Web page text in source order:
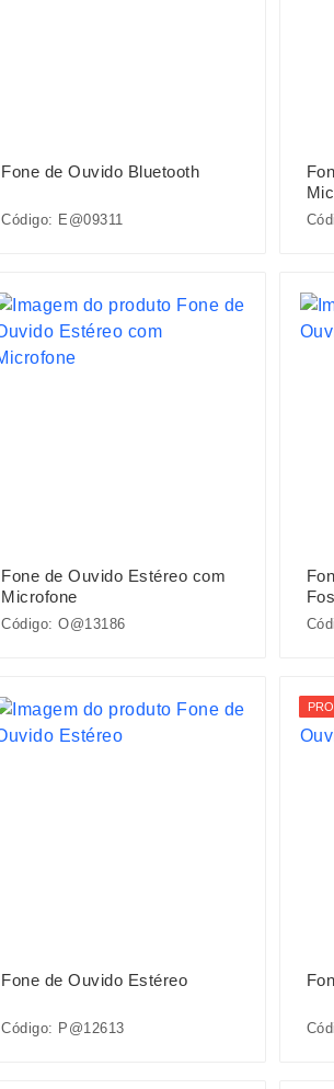
Fone de Ouvido Bluetooth
Código: E@09311
Fone de Ouvido Estéreo com
Microfone
Código: O@13186
Fone de Ouvido Estéreo
Código: P@12613